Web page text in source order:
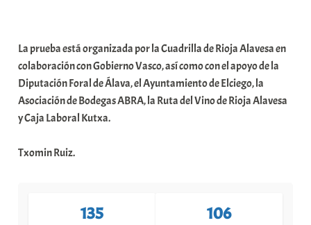
La prueba está organizada por la Cuadrilla de Rioja Alavesa en
colaboración con Gobierno Vasco, así como con el apoyo de la
Diputación Foral de Álava, el Ayuntamiento de Elciego, la
Asociación de Bodegas ABRA, la Ruta del Vino de Rioja Alavesa
y Caja Laboral Kutxa.
Txomin Ruiz.
135 106